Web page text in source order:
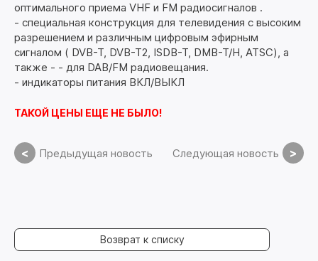
оптимального приема VHF и FM радиосигналов .
- специальная конструкция для телевидения с высоким
разрешением и различным цифровым эфирным
сигналом ( DVB-T, DVB-T2, ISDB-T, DMB-T/H, ATSC), а
также - - для DAB/FM радиовещания.
- индикаторы питания ВКЛ/ВЫКЛ
ТАКОЙ ЦЕНЫ ЕЩЕ НЕ БЫЛО!
< Предыдущая новость Следующая новость >
Возврат к списку